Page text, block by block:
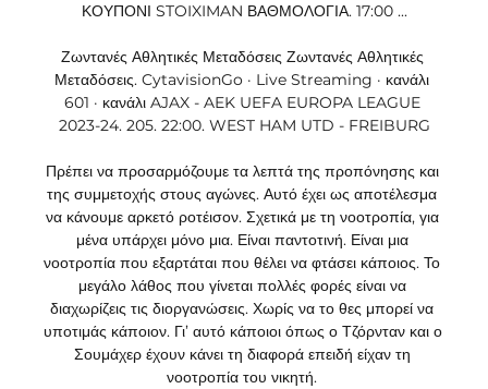
ΚΟΥΠΟΝΙ STOIXIMAN ΒΑΘΜΟΛΟΓΙΑ. 17:00 ...
Ζωντανές Αθλητικές Μεταδόσεις Ζωντανές Αθλητικές
Μεταδόσεις. CytavisionGo · Live Streaming · κανάλι
601 · κανάλι AJAX - AEK UEFA EUROPA LEAGUE
2023-24. 205. 22:00. WEST HAM UTD - FREIBURG
Πρέπει να προσαρμόζουμε τα λεπτά της προπόνησης και
της συμμετοχής στους αγώνες. Αυτό έχει ως αποτέλεσμα
να κάνουμε αρκετό ροτέισον. Σχετικά με τη νοοτροπία, για
μένα υπάρχει μόνο μια. Είναι παντοτινή. Είναι μια
νοοτροπία που εξαρτάται που θέλει να φτάσει κάποιος. Το
μεγάλο λάθος που γίνεται πολλές φορές είναι να
διαχωρίζεις τις διοργανώσεις. Χωρίς να το θες μπορεί να
υποτιμάς κάποιον. Γι’ αυτό κάποιοι όπως ο Τζόρνταν και ο
Σουμάχερ έχουν κάνει τη διαφορά επειδή είχαν τη
νοοτροπία του νικητή.